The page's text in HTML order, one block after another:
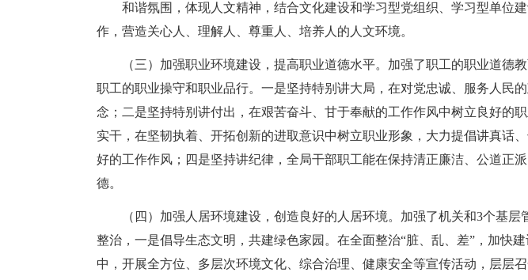
和谐氛围，体现人文精神，结合文化建设和学习型党组织、学习型单位
作，营造关心人、理解人、尊重人、培养人的人文环境。
（三）加强职业环境建设，提高职业道德水平。加强了职工的职业道德
职工的职业操守和职业品行。一是坚持特别讲大局，在对党忠诚、服务人民
念；二是坚持特别讲付出，在艰苦奋斗、甘于奉献的工作作风中树立良好的
实干，在坚韧执着、开拓创新的进取意识中树立职业形象，大力提倡讲真话
好的工作作风；四是坚持讲纪律，全局干部职工能在保持清正廉洁、公道正
德。
（四）加强人居环境建设，创造良好的人居环境。加强了机关和3个基层
整治，一是倡导生态文明，共建绿色家园。在全面整治“脏、乱、差”，加快
中，开展全方位、多层次环境文化、综合治理、健康安全等宣传活动，层层